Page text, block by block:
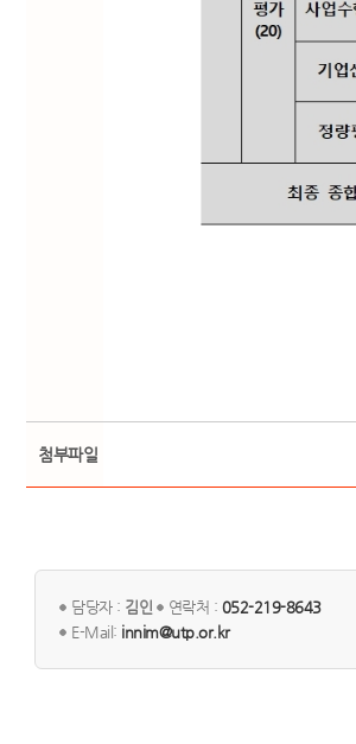
첨부파일
담당자 : 김인 연락처 : 052-219-8643
E-Mail: innim@utp.or.kr